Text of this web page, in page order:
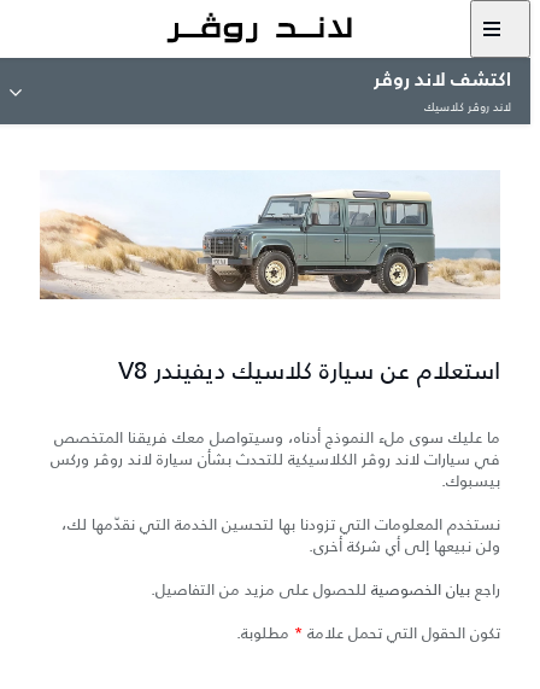
اكتشف لاند روڤر
لاند روڤر كلاسيك
استعلام عن سيارة كلاسيك ديفيندر V8
ما عليك سوى ملء النموذج أدناه، وسيتواصل معك فريقنا المتخصص
في سيارات لاند روڤر الكلاسيكية للتحدث بشأن سيارة لاند روڤر وركس
بيسبوك.
نستخدم المعلومات التي تزودنا بها لتحسين الخدمة التي نقدّمها لك،
ولن نبيعها إلى أي شركة أخرى.
راجعبيان الخصوصية للحصول على مزيد من التفاصيل.
تكون الحقول التي تحمل علامة* مطلوبة.